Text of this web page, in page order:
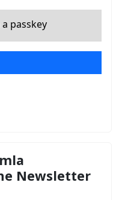
passkey
Newsletter